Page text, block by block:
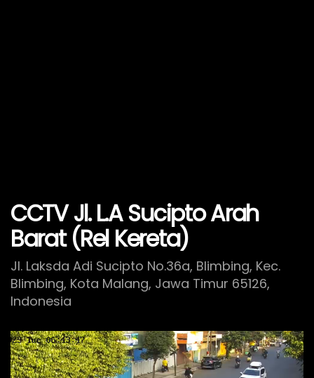
CCTV Jl. L.A Sucipto Arah
Barat (Rel Kereta)
Jl. Laksda Adi Sucipto No.36a, Blimbing, Kec.
Blimbing, Kota Malang, Jawa Timur 65126,
Indonesia